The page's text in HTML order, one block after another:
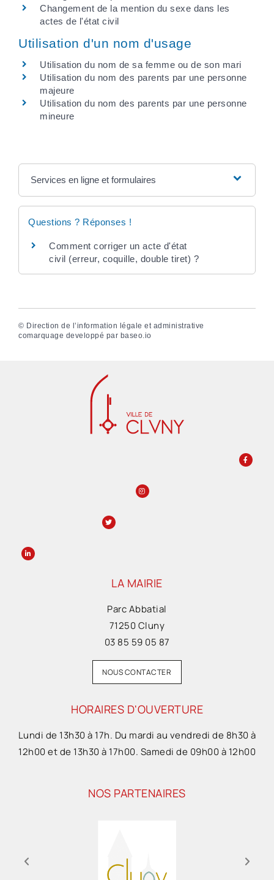
Changement de la mention du sexe dans les
actes de l'état civil
Utilisation d'un nom d'usage
Utilisation du nom de sa femme ou de son mari
Utilisation du nom des parents par une personne
majeure
Utilisation du nom des parents par une personne
mineure
Services en ligne et formulaires
Questions ? Réponses !
Comment corriger un acte d'état
civil (erreur, coquille, double tiret) ?
© Direction de l’information légale et administrative
comarquage developpé par baseo.io
LA MAIRIE
Parc Abbatial
71250 Cluny
03 85 59 05 87
NOUS CONTACTER
HORAIRES D'OUVERTURE
Lundi de 13h30 à 17h. Du mardi au vendredi de 8h30 à
12h00 et de 13h30 à 17h00. Samedi de 09h00 à 12h00
NOS PARTENAIRES